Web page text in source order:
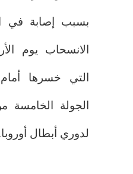
بسبب إصابة في
الانسحاب يوم
الجولة الخامسة
لدوري أبطال